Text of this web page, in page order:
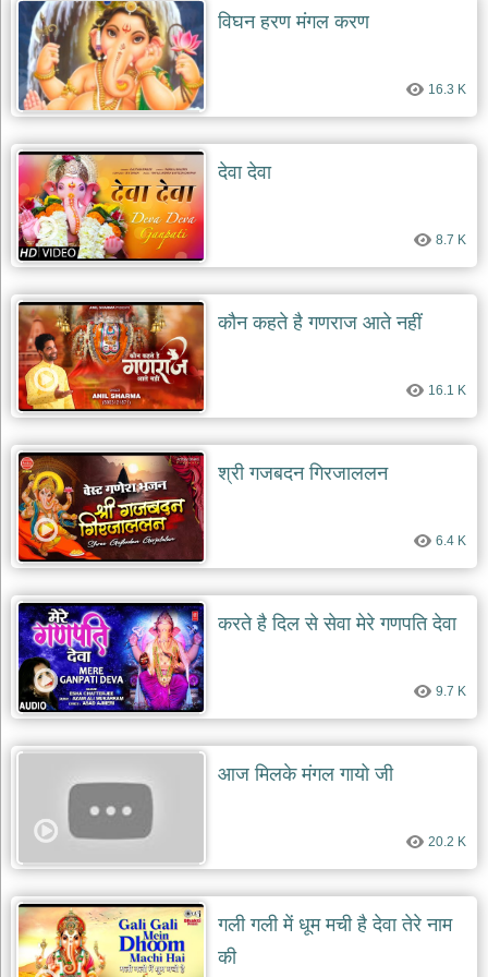
विघन हरण मंगल करण
16.3 K
देवा देवा
8.7 K
कौन कहते है गणराज आते नहीं
16.1 K
श्री गजबदन गिरजाललन
6.4 K
करते है दिल से सेवा मेरे गणपति देवा
9.7 K
आज मिलके मंगल गायो जी
20.2 K
गली गली में धूम मची है देवा तेरे नाम
की